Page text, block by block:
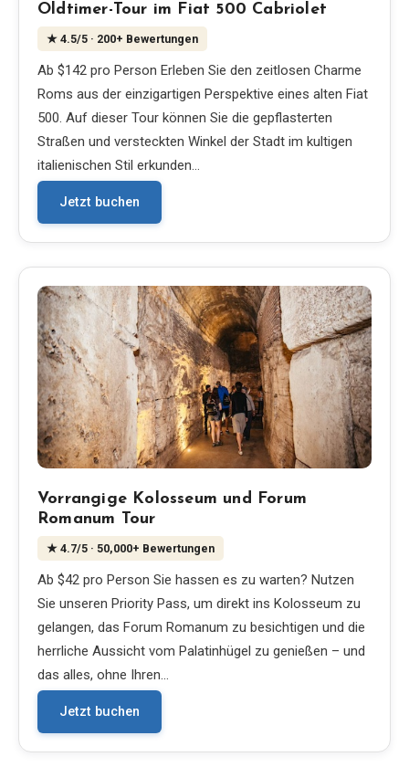
Oldtimer-Tour im Fiat 500 Cabriolet
★ 4.5/5 · 200+ Bewertungen
Ab $142 pro Person Erleben Sie den zeitlosen Charme
Roms aus der einzigartigen Perspektive eines alten Fiat
500. Auf dieser Tour können Sie die gepflasterten
Straßen und versteckten Winkel der Stadt im kultigen
italienischen Stil erkunden…
Jetzt buchen
Vorrangige Kolosseum und Forum
Romanum Tour
★ 4.7/5 · 50,000+ Bewertungen
Ab $42 pro Person Sie hassen es zu warten? Nutzen
Sie unseren Priority Pass, um direkt ins Kolosseum zu
gelangen, das Forum Romanum zu besichtigen und die
herrliche Aussicht vom Palatinhügel zu genießen – und
das alles, ohne Ihren…
Jetzt buchen